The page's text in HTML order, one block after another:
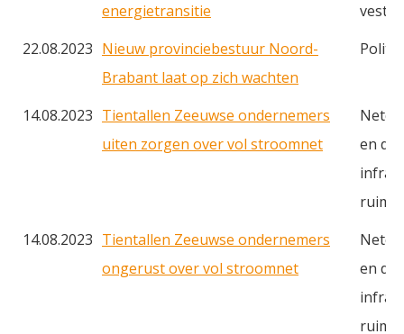
energietransitie
22.08.2023 Nieuw provinciebestuur Noord-
Brabant laat op zich wachten
14.08.2023 Tientallen Zeeuwse ondernemers
uiten zorgen over vol stroomnet
en
ruimte
14.08.2023 Tientallen Zeeuwse ondernemers
ongerust over vol stroomnet
en